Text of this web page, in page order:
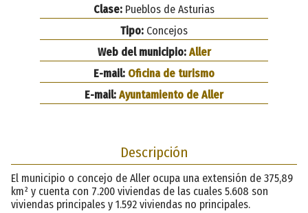
Clase: Pueblos de Asturias
Tipo: Concejos
Web del municipio: Aller
E-mail: Oficina de turismo
E-mail: Ayuntamiento de Aller
Descripción
El municipio o concejo de Aller ocupa una extensión de 375,89
km² y cuenta con 7.200 viviendas de las cuales 5.608 son
viviendas principales y 1.592 viviendas no principales.